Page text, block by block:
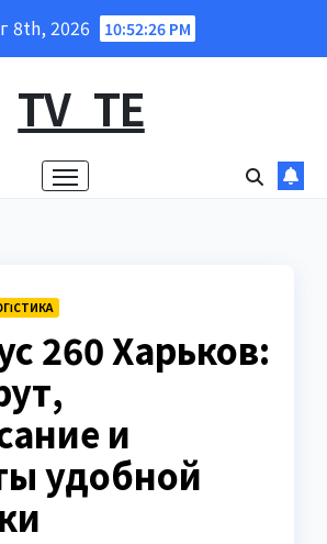
8th, 2026 10:52:27 PM
TV_TE
260 Харьков:
и
удобной